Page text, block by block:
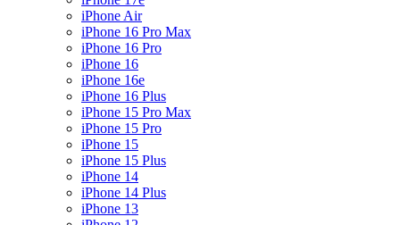
iPhone Air
iPhone 16 Pro Max
iPhone 16 Pro
iPhone 16
iPhone 16e
iPhone 16 Plus
iPhone 15 Pro Max
iPhone 15 Pro
iPhone 15
iPhone 15 Plus
iPhone 14
iPhone 14 Plus
iPhone 13